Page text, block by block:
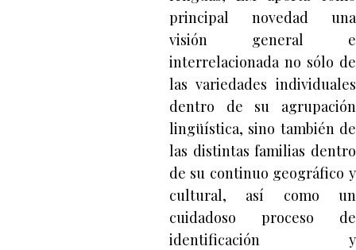
principal novedad una
visión general e
interrelacionada no sólo de
las variedades individuales
dentro de su agrupación
lingüística, sino también de
las distintas familias dentro
de su continuo geográfico y
cultural, así como un
cuidadoso proceso de
identificación y